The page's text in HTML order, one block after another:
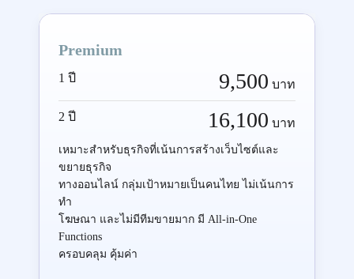
Premium
1 ปี 9,500 บาท
2 ปี 16,100 บาท
เหมาะสำหรับธุรกิจที่เน้นการสร้างเว็บไซต์และ
ขยายธุรกิจ
ทางออนไลน์ กลุ่มเป้าหมายเป็นคนไทย ไม่เน้นการ
ทำ
โฆษณา และไม่มีทีมขายมาก มี All-in-One
Functions
ครอบคลุม คุ้มค่า